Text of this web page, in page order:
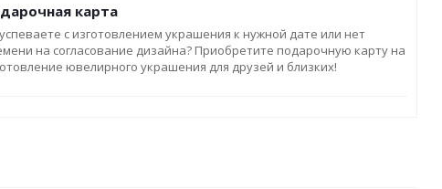
карта
с изготовлением украшения к нужной дате или нет
на согласование дизайна? Приобретите подарочную карту на
ювелирного украшения для друзей и близких!